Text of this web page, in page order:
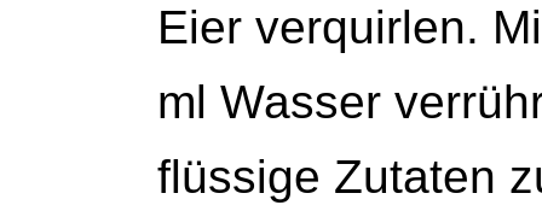
Eier verquirlen.
ml Wasser
flüssige Zutaten